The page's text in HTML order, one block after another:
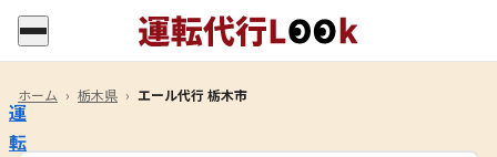
運
転
ホーム › 栃木県 › エール代行 栃木市